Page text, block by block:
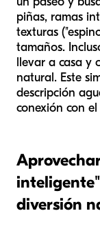
piñas, ramas
texturas
tamaños.
llevar a casa y
natural. Este
descripción
conexión con
diversión